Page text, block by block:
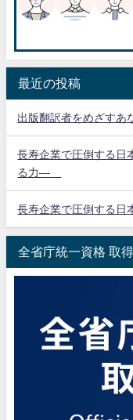
最近の投稿
出版翻訳者をめざすあ
長寿企業で圧倒する日
る力―
長寿企業で圧倒する日
全省庁統一資格 取